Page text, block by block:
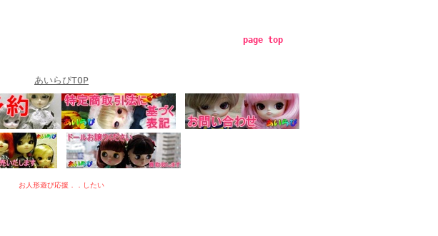
page top
あいらぴTOP
お人形遊び応援．．したい